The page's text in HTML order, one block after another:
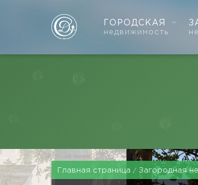
ГОРОДСКАЯ
недвижимость
Главная страница Загородная